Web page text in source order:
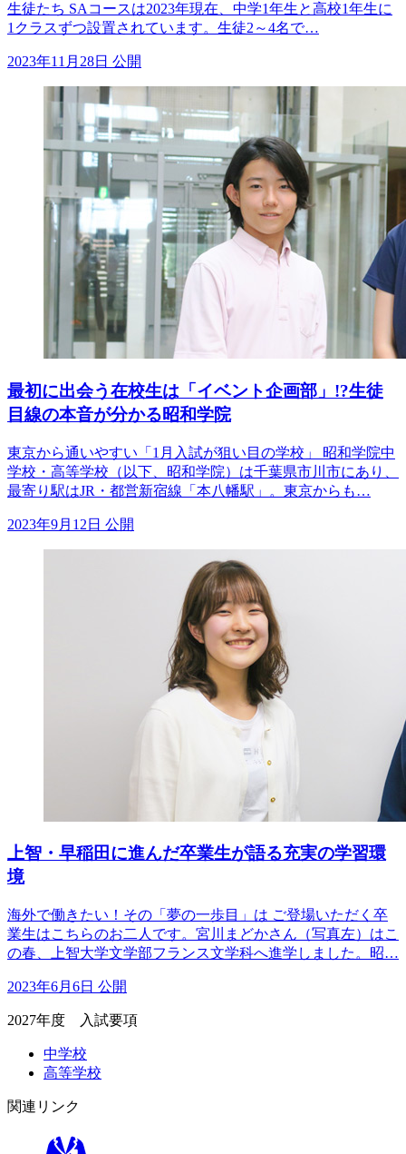
生徒たち SAコースは2023年現在、中学1年生と高校1年生に
1クラスずつ設置されています。生徒2～4名で…
2023年11月28日 公開
最初に出会う在校生は「イベント企画部」!?生徒
目線の本音が分かる昭和学院
東京から通いやすい「1月入試が狙い目の学校」 昭和学院中
学校・高等学校（以下、昭和学院）は千葉県市川市にあり、
最寄り駅はJR・都営新宿線「本八幡駅」。東京からも…
2023年9月12日 公開
上智・早稲田に進んだ卒業生が語る充実の学習環
境
海外で働きたい！その「夢の一歩目」は ご登場いただく卒
業生はこちらのお二人です。宮川まどかさん（写真左）はこ
の春、上智大学文学部フランス文学科へ進学しました。昭…
2023年6月6日 公開
2027年度 入試要項
中学校
高等学校
関連リンク